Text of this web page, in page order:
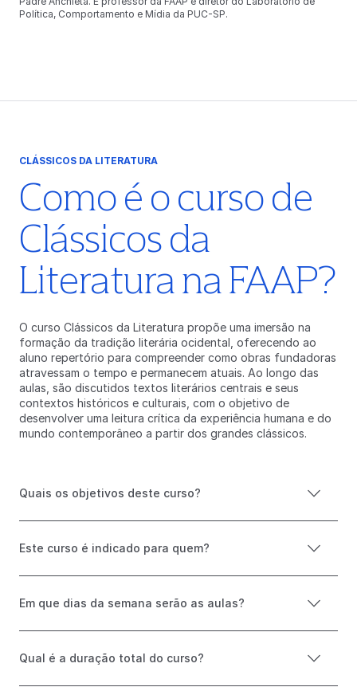
Política, Comportamento e Mídia da PUC-SP.
CLÁSSICOS DA LITERATURA
Como é o curso de
Clássicos da
Literatura na FAAP?
O curso Clássicos da Literatura propõe uma imersão na
formação da tradição literária ocidental, oferecendo ao
aluno repertório para compreender como obras fundadoras
atravessam o tempo e permanecem atuais. Ao longo das
aulas, são discutidos textos literários centrais e seus
contextos históricos e culturais, com o objetivo de
desenvolver uma leitura crítica da experiência humana e do
mundo contemporâneo a partir dos grandes clássicos.
Quais os objetivos deste curso?
Este curso é indicado para quem?
Em que dias da semana serão as aulas?
Qual é a duração total do curso?